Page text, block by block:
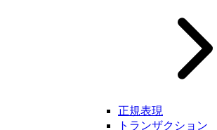
正規表現
トランザクション